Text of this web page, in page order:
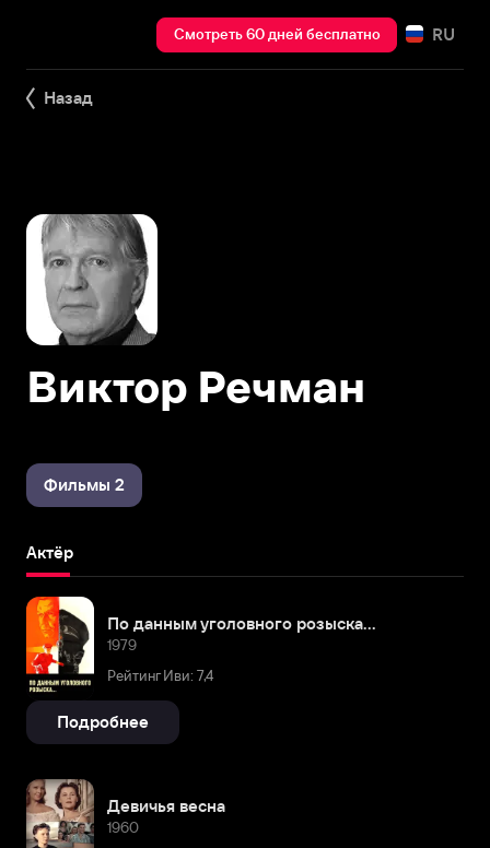
Смотреть 60 дней бесплатно RU
Назад
Виктор Речман
Фильмы 2
Актёр
По данным уголовного розыска...
1979
Рейтинг Иви: 7,4
Подробнее
Девичья весна
1960